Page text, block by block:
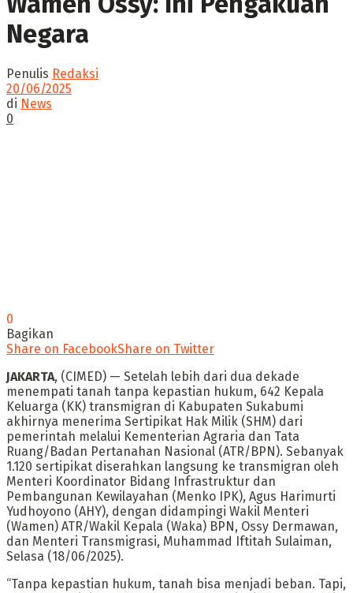
Negara
Penulis Redaksi
20/06/2025
di News
0
0
Bagikan
Share on FacebookShare on Twitter
JAKARTA, (CIMED) — Setelah lebih dari dua dekade
menempati tanah tanpa kepastian hukum, 642 Kepala
Keluarga (KK) transmigran di Kabupaten Sukabumi
akhirnya menerima Sertipikat Hak Milik (SHM) dari
pemerintah melalui Kementerian Agraria dan Tata
Ruang/Badan Pertanahan Nasional (ATR/BPN). Sebanyak
1.120 sertipikat diserahkan langsung ke transmigran oleh
Menteri Koordinator Bidang Infrastruktur dan
Pembangunan Kewilayahan (Menko IPK), Agus Harimurti
Yudhoyono (AHY), dengan didampingi Wakil Menteri
(Wamen) ATR/Wakil Kepala (Waka) BPN, Ossy Dermawan,
dan Menteri Transmigrasi, Muhammad Iftitah Sulaiman,
Selasa (18/06/2025).
“Tanpa kepastian hukum, tanah bisa menjadi beban. Tapi,